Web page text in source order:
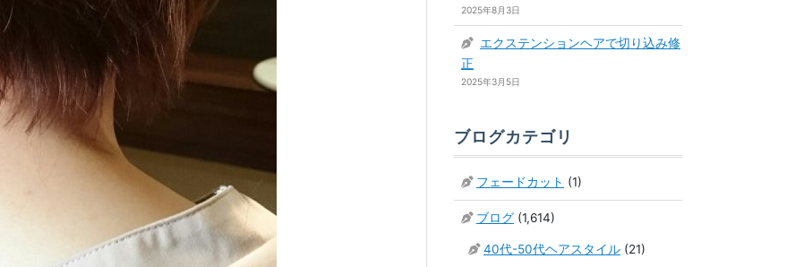
2025年8月3日
エクステンションヘアで切り込み修
正
2025年3月5日
ブログカテゴリ
フェードカット (1)
ブログ (1,614)
40代-50代ヘアスタイル (21)